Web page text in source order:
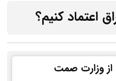
اعتماد کنیم؟
از وزارت صمت